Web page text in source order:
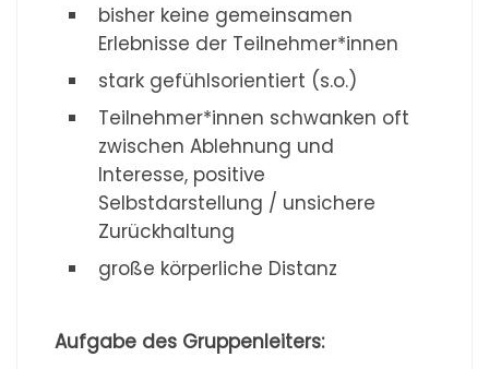
bisher keine gemeinsamen
Erlebnisse der Teilnehmer*innen
stark gefühlsorientiert (s.o.)
Teilnehmer*innen schwanken oft
zwischen Ablehnung und
Interesse, positive
Selbstdarstellung / unsichere
Zurückhaltung
große körperliche Distanz
Aufgabe des Gruppenleiters: